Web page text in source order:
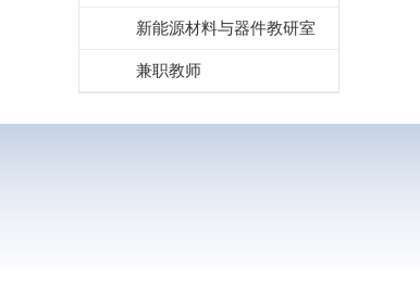
新能源材料与器件教研室
兼职教师